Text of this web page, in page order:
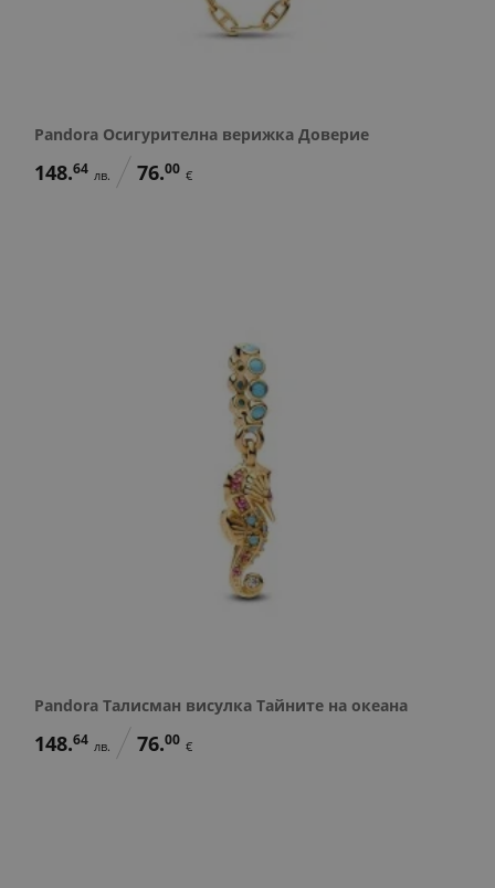
Pandora Осигурителна верижка Доверие
148.64 лв. 76.00 €
Pandora Талисман висулка Тайните на океана
148.64 лв. 76.00 €